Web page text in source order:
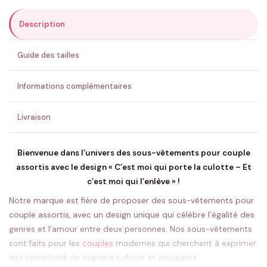
ENVOYER MA DEMANDE ✨
💚 Retour sous 24-48h🇫🇷 Flocage en France✅ Validation avant fabrication
Description
Guide des tailles
Informations complémentaires
Livraison
Bienvenue dans l’univers des sous-vêtements pour couple
assortis avec le design « C’est moi qui porte la culotte – Et
c’est moi qui l’enlève » !
Notre marque est fière de proposer des sous-vêtements pour
couple assortis, avec un design unique qui célèbre l’égalité des
genres et l’amour entre deux personnes. Nos sous-vêtements
sont faits pour les couples modernes qui cherchent à exprimer
leur complicité de manière ludique et amusante.